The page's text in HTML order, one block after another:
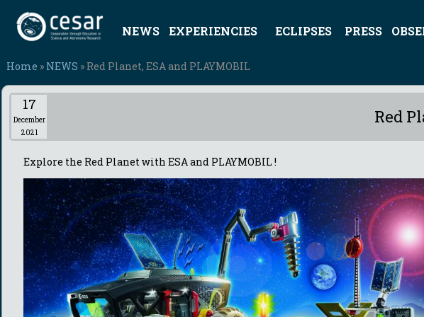
NEWS EXPERIENCIES ECLIPSES PRESS
Home » NEWS » Red Planet, ESA and PLAYMOBIL
17
December
2021
Red
Explore the Red Planet with ESA and PLAYMOBIL !